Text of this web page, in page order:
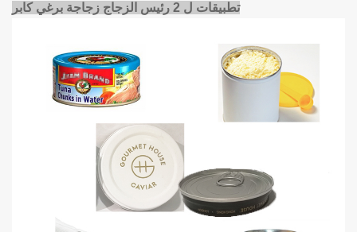
تطبيقات ل 2 رئيس الزجاج زجاجة برغي كابر